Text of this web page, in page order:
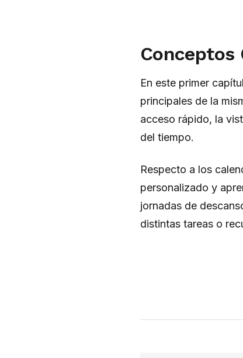
Conceptos
En este primer
principales de la
acceso rápido, la
del tiempo.
Respecto a los
personalizado y
jornadas de
distintas tareas o